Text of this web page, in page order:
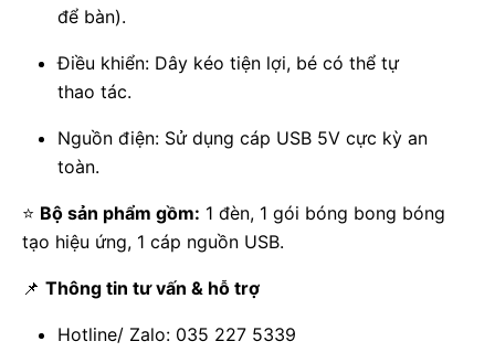
để bàn).
Điều khiển: Dây kéo tiện lợi, bé có thể tự
thao tác.
Nguồn điện: Sử dụng cáp USB 5V cực kỳ an
toàn.
⭐ Bộ sản phẩm gồm: 1 đèn, 1 gói bóng bong bóng
tạo hiệu ứng, 1 cáp nguồn USB.
📌 Thông tin tư vấn & hỗ trợ
Hotline/ Zalo: 035 227 5339